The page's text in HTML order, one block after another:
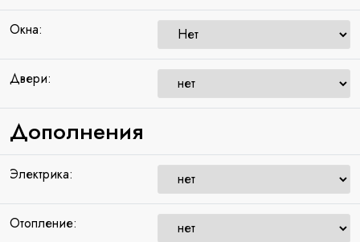
Окна:
Двери:
Дополнения
Электрика:
Отопление: